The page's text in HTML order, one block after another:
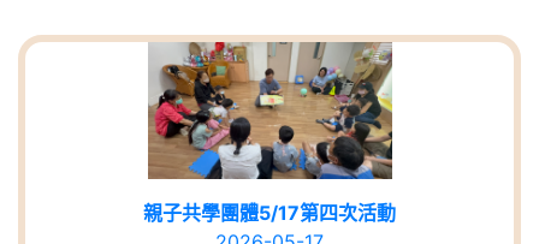
親子共學團體5/17第四次活動